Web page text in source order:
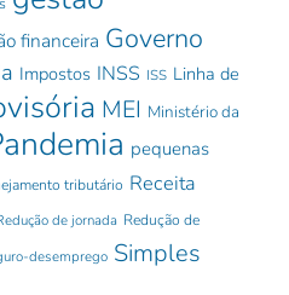
financeira Governo
Impostos INSS ISS Linha de
MEI Ministério da
pequenas
tributário Receita
de jornada Redução de
desemprego Simples